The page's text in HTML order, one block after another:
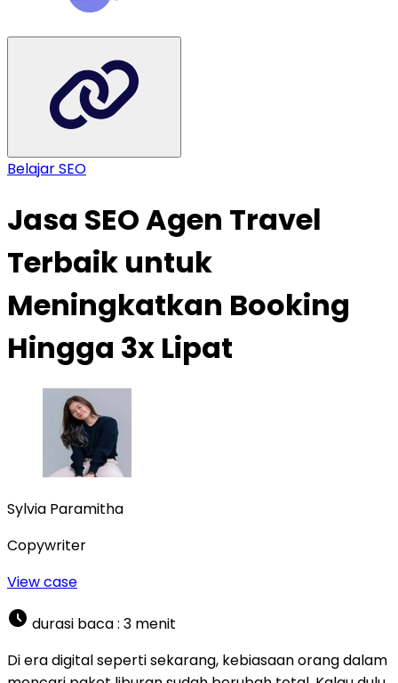
Belajar SEO
Jasa SEO Agen Travel
Terbaik untuk
Meningkatkan Booking
Hingga 3x Lipat
Sylvia Paramitha
Copywriter
View case
durasi baca : 3 menit
Di era digital seperti sekarang, kebiasaan orang dalam